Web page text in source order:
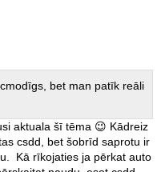
bet man patīk reāli
aktuala šī tēma 😉 Kādreiz
csdd, bet šobrīd saprotu ir
Kā rīkojaties ja pērkat auto